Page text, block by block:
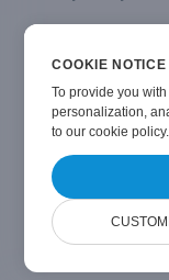
Kontakta oss
© Smallize
COOKIE NOTICE
To provide you
personalization,
toour cookie policy.